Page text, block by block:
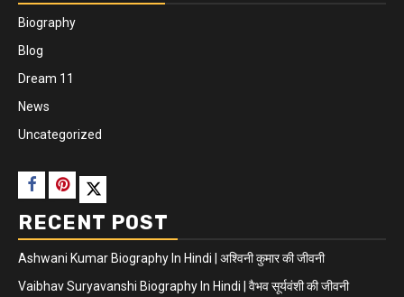
Biography
Blog
Dream 11
News
Uncategorized
RECENT POST
Ashwani Kumar Biography In Hindi | अश्विनी कुमार की जीवनी
Vaibhav Suryavanshi Biography In Hindi | वैभव सूर्यवंशी की जीवनी